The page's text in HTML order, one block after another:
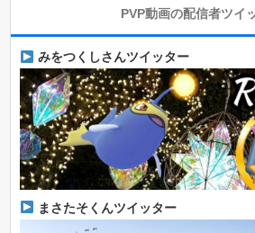
PVP動画の配信者ツイ
みをつくしさんツイッター
まさたそくんツイッター